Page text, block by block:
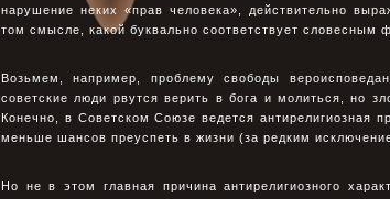
нарушение неких «прав человека», действительно
том смысле, какой буквально соответствует словесным
Возьмем, например, проблему свободы
советские люди рвутся верить в бога и молиться, но
Конечно, в Советском Союзе ведется антирелигиозная
меньше шансов преуспеть в жизни (за редким
Но не в этом главная причина антирелигиозного